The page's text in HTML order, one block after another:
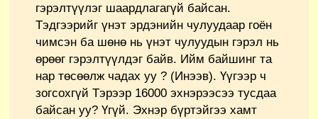
гэрэлтүүлэг шаардлагагүй байсан.
Тэдгээрийг үнэт эрдэнийн чулуудаар гоён
чимсэн ба шөнө нь үнэт чулуудын гэрэл нь
өрөөг гэрэлтүүлдэг байв. Ийм байшинг та
нар төсөөлж чадах уу ? (Инээв). Үүгээр ч
зогсохгүй Тэрээр 16000 эхнэрээсээ тусдаа
байсан уу? Үгүй. Эхнэр бүртэйгээ хамт